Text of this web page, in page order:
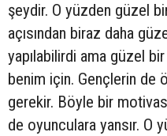
şeydir. O yüzden güzel
açısından biraz daha
yapılabilirdi ama güzel
benim için. Gençlerin de
gerekir. Böyle bir
de oyunculara yansır. O